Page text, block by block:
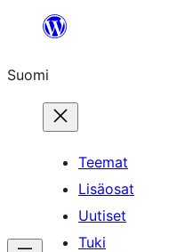
Suomi
Teemat
Lisäosat
Uutiset
Tuki